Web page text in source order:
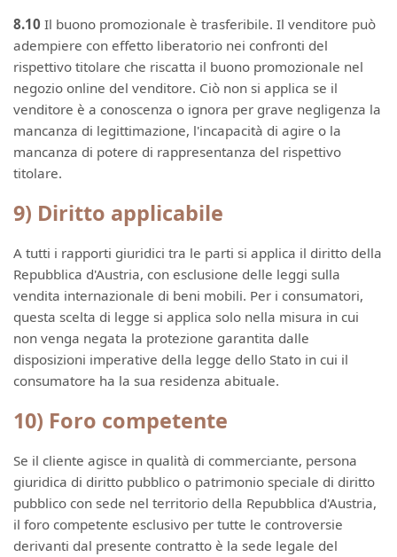
8.10 Il buono promozionale è trasferibile. Il venditore può
adempiere con effetto liberatorio nei confronti del
rispettivo titolare che riscatta il buono promozionale nel
negozio online del venditore. Ciò non si applica se il
venditore è a conoscenza o ignora per grave negligenza la
mancanza di legittimazione, l'incapacità di agire o la
mancanza di potere di rappresentanza del rispettivo
titolare.
9) Diritto applicabile
A tutti i rapporti giuridici tra le parti si applica il diritto della
Repubblica d'Austria, con esclusione delle leggi sulla
vendita internazionale di beni mobili. Per i consumatori,
questa scelta di legge si applica solo nella misura in cui
non venga negata la protezione garantita dalle
disposizioni imperative della legge dello Stato in cui il
consumatore ha la sua residenza abituale.
10) Foro competente
Se il cliente agisce in qualità di commerciante, persona
giuridica di diritto pubblico o patrimonio speciale di diritto
pubblico con sede nel territorio della Repubblica d'Austria,
il foro competente esclusivo per tutte le controversie
derivanti dal presente contratto è la sede legale del